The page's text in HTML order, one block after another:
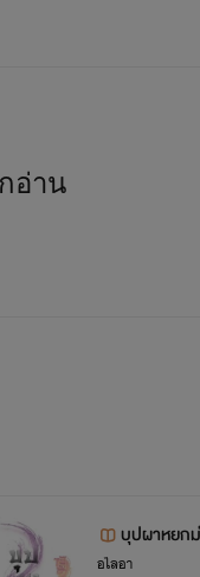
อ่าน
บุปผาหยก
อไลอา